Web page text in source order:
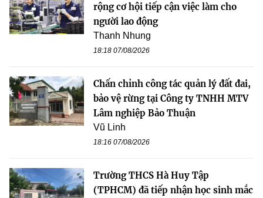
rộng cơ hội tiếp cận việc làm cho
người lao động
Thanh Nhung
18:18 07/08/2026
Chấn chỉnh công tác quản lý đất đai,
bảo vệ rừng tại Công ty TNHH MTV
Lâm nghiệp Bảo Thuận
Vũ Linh
18:16 07/08/2026
Trường THCS Hà Huy Tập
(TPHCM) đã tiếp nhận học sinh mắc